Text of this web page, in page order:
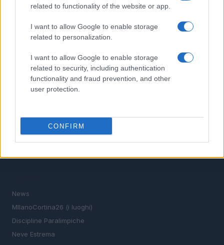
related to functionality of the website or app.
I want to allow Google to enable storage
related to personalization.
I want to allow Google to enable storage
related to security, including authentication
functionality and fraud prevention, and other
user protection.
CONFIRM
Atleti sudcoreani confusi con cinesi: la correzione
Scopri lo Skeleton: Il Brivido degli Sport Estremi alle
Olimpiadi Invernali
News
MIlanoCortina26 (i luoghi)
Discipline Paralimpiche
Neve Estrema